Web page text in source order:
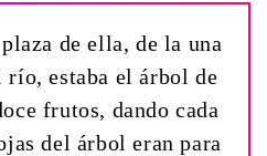
de ella, de la una
río, estaba el árbol de
frutos, dando cada
del árbol eran para